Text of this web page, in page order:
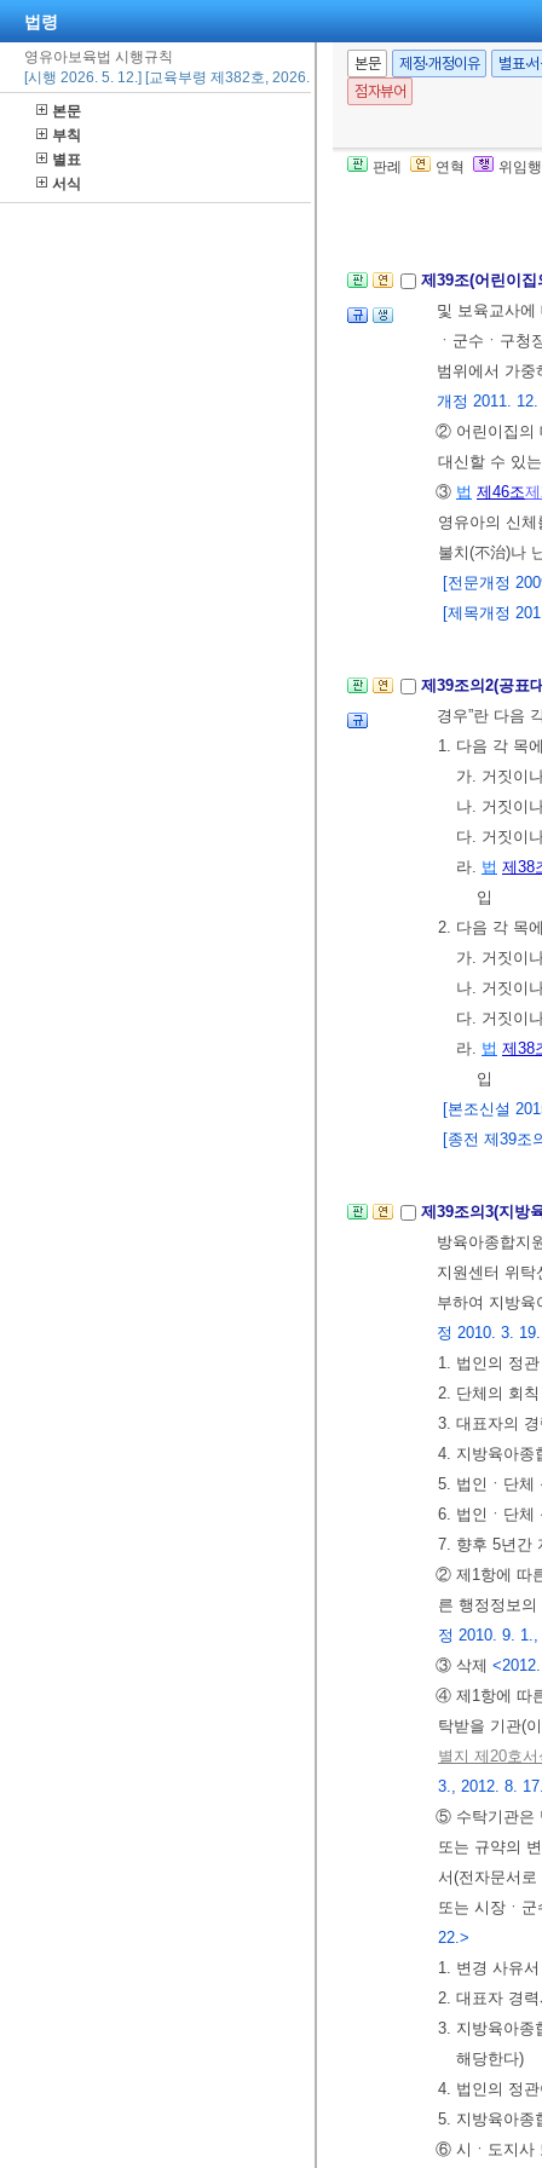
법령
영유아보육법 시행규칙
[시행 2026. 5. 12.] [교육부령 제382호, 2026. 5. 8., 일부개정]
본문
부칙
별표
서식
본문 제정·개정이유
별표·
점자뷰어
판례 연혁 위임
제출하여야
확인하여별지
2024. 6. 27.>
제39조(어린이
및 보육교사
ㆍ군수ㆍ구
범위에서 가
개정 2011.
② 어린이집의
대신할 수 있
③ 법 제46조
영유아의 신
불치(不治)나
[전문개정
[제목개정
제39조의2(공표
경우”란 다음
1. 다음 각 목
가. 거짓이
나. 거짓이
다. 거짓이
라. 법 제38
입
2. 다음 각 목
가. 거짓이
나. 거짓이
다. 거짓이
라. 법 제38
입
[본조신설
[종전 제39조
제39조의3(지방
방육아종합지
지원센터 위탁
부하여 지방
정 2010. 3.
1. 법인의 정
2. 단체의 회
3. 대표자의
4. 지방육아종
5. 법인ㆍ단체
6. 법인ㆍ단체
7. 향후 5년간
② 제1항에 따
른 행정정보
정 2010. 9.
③ 삭제
④ 제1항에 따
탁받을 기관(
별지 제20호서
3., 2012. 8.
⑤ 수탁기관은
또는 규약의
서(전자문서
또는 시장ㆍ
22.>
1. 변경 사유서
2. 대표자 경
3. 지방육아종
해당한다)
4. 법인의 정
5. 지방육아종
⑥ 시ㆍ도지사